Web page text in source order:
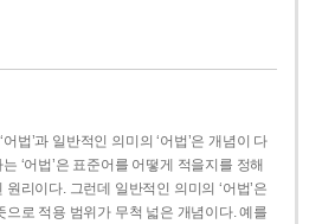
법’과 일반적인 의미의 ‘어법’은 개념이 다
‘어법’은 표준어를 어떻게 적을지를 정해
리이다. 그런데 일반적인 의미의 ‘어법’은
으로 적용 범위가 무척 넓은 개념이다. 예를